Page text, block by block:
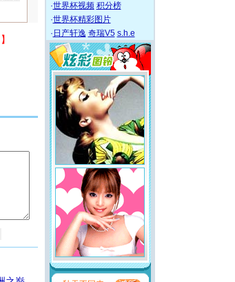
·世界杯视频 积分榜
·世界杯精彩图片
· 日产轩逸 奇瑞V5 s.h.e